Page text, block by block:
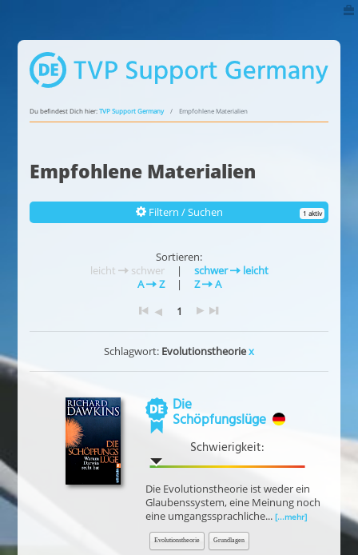
Du befindest Dich hier:TVP Support Germany Empfohlene Materialien
Empfohlene Materialien
Filtern / Suchen 1 aktiv
Sortieren:
leicht
schwer | schwer
leicht
A
Z | Z
A
1
Schlagwort: Evolutionstheoriex
Die
Schöpfungslüge
Schwierigkeit:
Die Evolutionstheorie ist weder ein
Glaubenssystem, eine Meinung noch
eine umgangssprachliche... [...mehr]
Evolutionstheorie Grundlagen